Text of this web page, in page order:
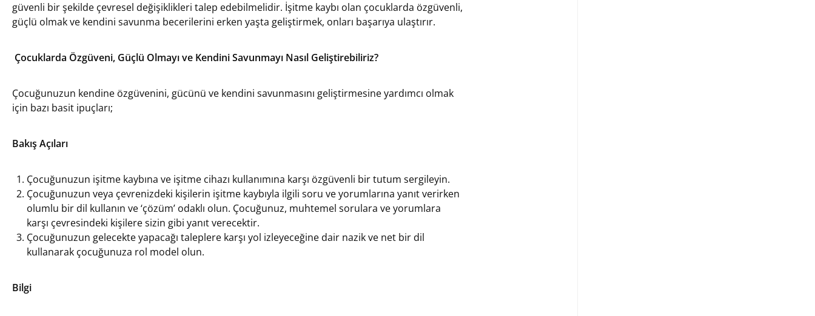
güvenli bir şekilde çevresel değişiklikleri talep edebilmelidir. İşitme kaybı olan çocuklarda özgüvenli,
güçlü olmak ve kendini savunma becerilerini erken yaşta geliştirmek, onları başarıya ulaştırır.
Çocuklarda Özgüveni, Güçlü Olmayı ve Kendini Savunmayı Nasıl Geliştirebiliriz?
Çocuğunuzun kendine özgüvenini, gücünü ve kendini savunmasını geliştirmesine yardımcı olmak
için bazı basit ipuçları;
Bakış Açıları
Çocuğunuzun işitme kaybına ve işitme cihazı kullanımına karşı özgüvenli bir tutum sergileyin.
Çocuğunuzun veya çevrenizdeki kişilerin işitme kaybıyla ilgili soru ve yorumlarına yanıt verirken
olumlu bir dil kullanın ve ‘çözüm’ odaklı olun. Çocuğunuz, muhtemel sorulara ve yorumlara
karşı çevresindeki kişilere sizin gibi yanıt verecektir.
Çocuğunuzun gelecekte yapacağı taleplere karşı yol izleyeceğine dair nazik ve net bir dil
kullanarak çocuğunuza rol model olun.
Bilgi